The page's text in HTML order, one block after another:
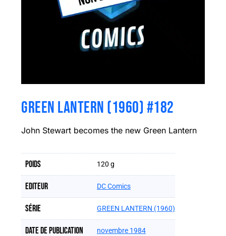
GREEN LANTERN (1960) #182
John Stewart becomes the new Green Lantern
Poids 120 g
Editeur DC Comics
Série GREEN LANTERN (1960)
Date de publication novembre 1984